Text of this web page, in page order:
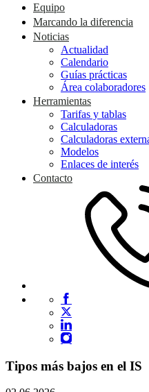
Equipo
Marcando la diferencia
Noticias
Actualidad
Calendario
Guías prácticas
Área colaboradores
Herramientas
Tarifas y tablas
Calculadoras
Calculadoras
Modelos
Enlaces de interés
Contacto
Tipos más bajos en el IS